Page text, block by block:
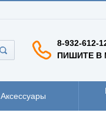
8-932-612-
ПИШИТЕ В
Аксессуары